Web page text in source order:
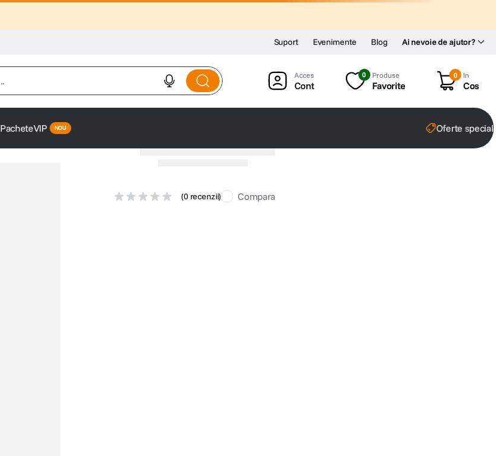
Ai nevoie de ajutor?
Suport Evenimente Blog
Cont
0 Produse
Favorite
0 In
Cos
PacheteVIP Oferte
(0 recenzii) Compara